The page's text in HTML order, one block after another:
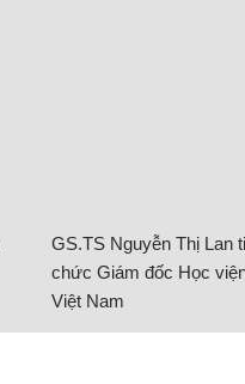
GS.TS Nguyễn Thị Lan
chức Giám đốc Học
Việt Nam